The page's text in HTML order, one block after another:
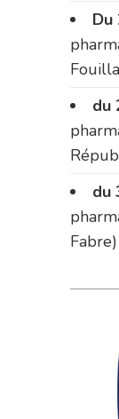
Du
du
du
Fabre)